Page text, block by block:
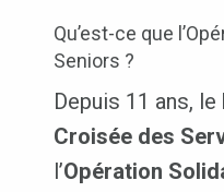
Qu’est-ce que
Seniors ?
Depuis 11 ans, le
Croisée des
l’Opération